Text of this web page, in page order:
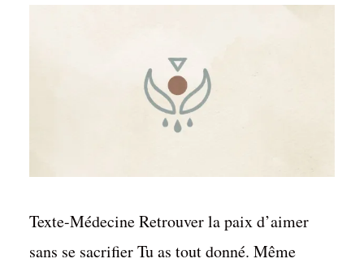
Texte-Médecine Retrouver la paix d’aimer
sans se sacrifier Tu as tout donné. Même